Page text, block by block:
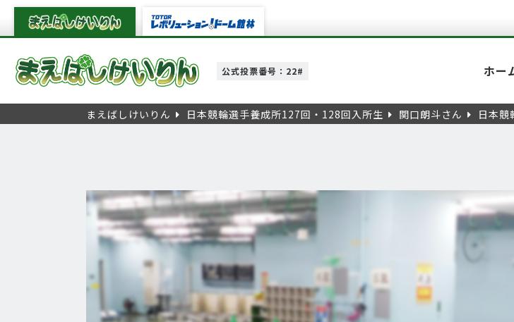
公式投票番号：22# ホー
まえばしけいりん 日本競輪選手養成所127回・128回入所生 関口朗斗さん 日本